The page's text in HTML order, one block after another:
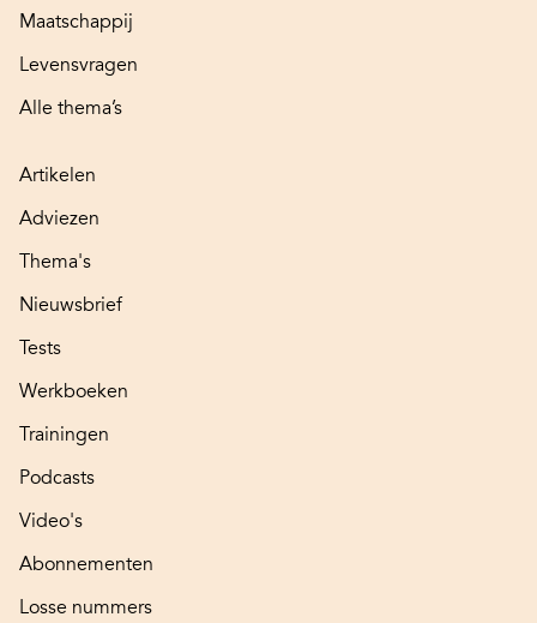
Maatschappij
Levensvragen
Alle thema’s
Artikelen
Adviezen
Thema's
Nieuwsbrief
Tests
Werkboeken
Trainingen
Podcasts
Video's
Abonnementen
Losse nummers